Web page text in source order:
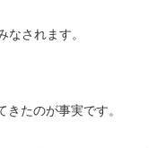
なされます。
たのが事実です。